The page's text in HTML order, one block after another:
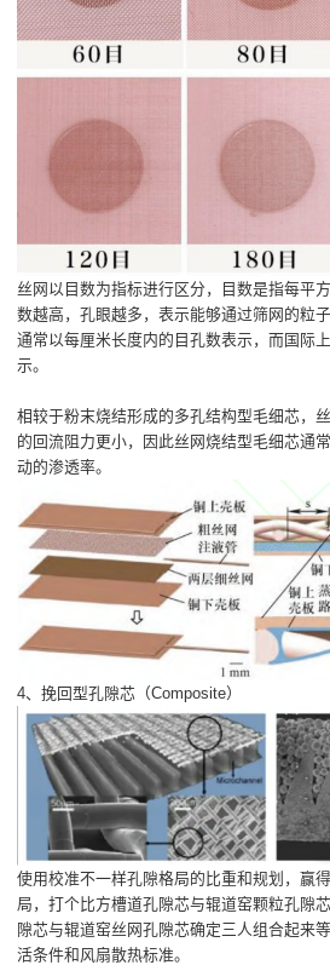
丝网以目数为指标进行区分，目数是指每平
数越高，孔眼越多，表示能够通过筛网的粒
通常以每厘米长度内的目孔数表示，而国际
示。
相较于粉末烧结形成的多孔结构型毛细芯，
的回流阻力更小，因此丝网烧结型毛细芯通
动的渗透率。
4、挽回型孔隙芯（Composite）
使用校准不一样孔隙格局的比重和规划，赢
局，打个比方槽道孔隙芯与辊道窑颗粒孔隙
隙芯与辊道窑丝网孔隙芯确定三人组合起来
活条件和风扇散热标准。